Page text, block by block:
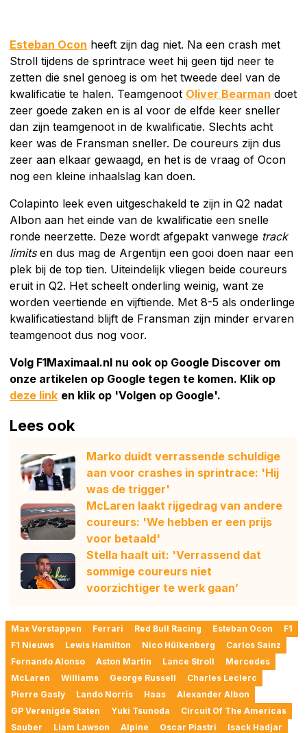
Esteban Ocon heeft zijn dag niet. Na een crash met
Stroll tijdens de sprintrace weet hij geen tijd neer te
zetten die snel genoeg is om het tweede deel van de
kwalificatie te halen. Teamgenoot Oliver Bearman doet
zeer goede zaken en is al voor de elfde keer sneller
dan zijn teamgenoot in de kwalificatie. Slechts acht
keer was de Fransman sneller. De coureurs zijn dus
zeer aan elkaar gewaagd, en het is de vraag of Ocon
nog een kleine inhaalslag kan doen.
Colapinto leek even uitgeschakeld te zijn in Q2 nadat
Albon aan het einde van de kwalificatie een snelle
ronde neerzette. Deze wordt afgepakt vanwege track
limitsen dus mag de Argentijn een gooi doen naar een
plek bij de top tien. Uiteindelijk vliegen beide coureurs
eruit in Q2. Het scheelt onderling weinig, want ze
worden veertiende en vijftiende. Met 8-5 als onderlinge
kwalificatiestand blijft de Fransman zijn minder ervaren
teamgenoot dus nog voor.
Volg F1Maximaal.nl nu ook op Google Discover om
onze artikelen op Google tegen te komen. Klik op
deze link en klik op 'Volgen op Google'.
Lees ook
Marko duidt verrassende schuldige
aan voor crashes in sprintrace: 'Hij
was de trigger'
McLaren laakt rijgedrag van andere
coureurs: 'We hebben er een prijs
voor betaald'
Stella haalt uit: 'Verrassend dat
sommige coureurs niet
voorzichtiger te werk gaan’
Max Verstappen Ferrari Red Bull Racing Esteban Ocon
F1
F1 Nieuws
Lewis Hamilton Nico Hülkenberg
Carlos Sainz
Fernando Alonso
Aston Martin Lance Stroll
Mercedes
McLaren
Williams George Russell
Charles Leclerc
Pierre Gasly
Lando Norris Haas
Alexander Albon
GP Verenigde Staten
Yuki Tsunoda
Circuit Of The Americas
Sauber
Liam Lawson Alpine Oscar Piastri
Isack Hadjar